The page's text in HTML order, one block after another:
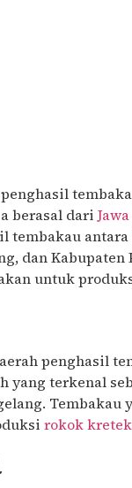
berasal dari
tembakau
dan
untuk
penghasil
yang terkenal
Tembakau
rokok kretek